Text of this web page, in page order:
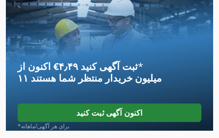
Gbh 10 Dc
Hbm
Hbs
Hbs 470
Hc 310
Hhs
Hpp
اکنون از ‎€۴٫۴۹ ثبت آگهی کنید*
۱۱ میلیون خریدار منتظر شما هستند
اکنون آگهی ثبت کنید
*برای هر آگهی/ماهانه